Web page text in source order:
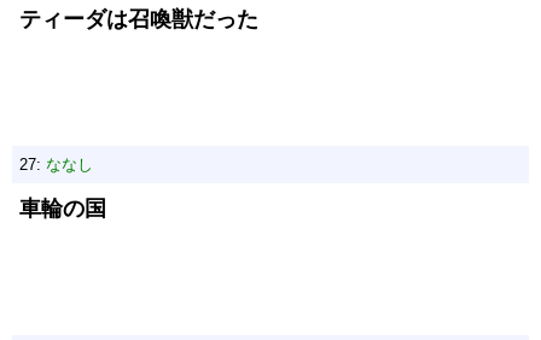
ティーダは召喚獣だった
27: ななし
車輪の国